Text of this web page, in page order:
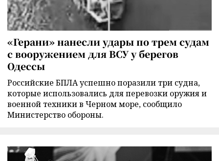
«Герани» нанесли удары по трем судам
с вооружением для ВСУ у берегов
Одессы
Российские БПЛА успешно поразили три судна,
которые использовались для перевозки оружия и
военной техники в Черном море, сообщило
Министерство обороны.